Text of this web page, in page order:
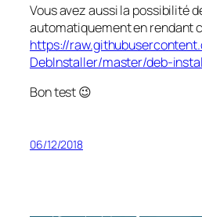
Vous avez aussi la possibilité
automatiquement en rendant
https://
DebInstaller/master/deb-
Bon test 😉
06/12/2018